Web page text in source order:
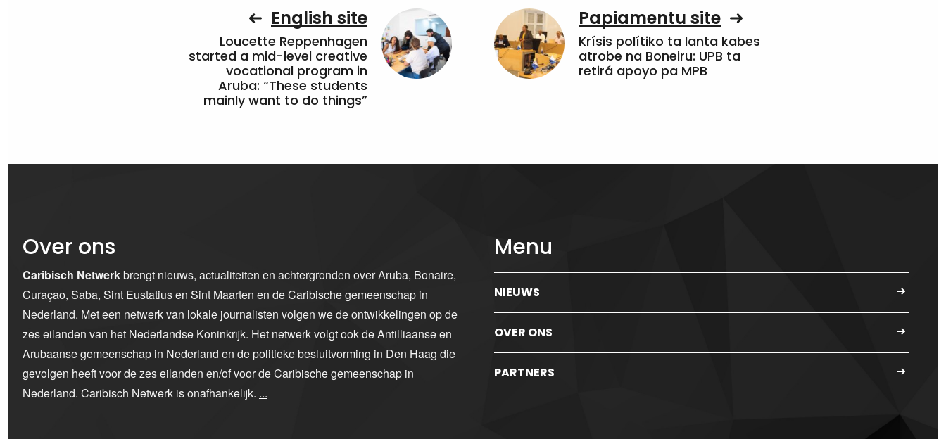
English site
Loucette Reppenhagen
started a mid-level creative
vocational program in
Aruba: “These students
mainly want to do things”
Papiamentu site
Krísis polítiko ta lanta kabes
atrobe na Boneiru: UPB ta
retirá apoyo pa MPB
Over ons
Caribisch Netwerkbrengt nieuws, actualiteiten en achtergronden over Aruba, Bonaire,
Curaçao, Saba, Sint Eustatius en Sint Maarten en de Caribische gemeenschap in
Nederland. Met een netwerk van lokale journalisten volgen we de ontwikkelingen op de
zes eilanden van het Nederlandse Koninkrijk. Het netwerk volgt ook de Antilliaanse en
Arubaanse gemeenschap in Nederland en de politieke besluitvorming in Den Haag die
gevolgen heeft voor de zes eilanden en/of voor de Caribische gemeenschap in
Nederland. Caribisch Netwerk is onafhankelijk. ...
Menu
NIEUWS
OVER ONS
PARTNERS